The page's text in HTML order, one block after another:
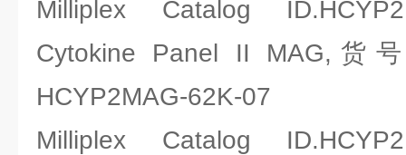
Milliplex Catalog
Cytokine Panel II MAG,货
HCYP2MAG-62K-07
Milliplex Catalog